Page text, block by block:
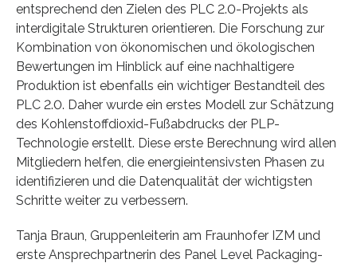
entsprechend den Zielen des PLC 2.0-Projekts als
interdigitale Strukturen orientieren. Die Forschung zur
Kombination von ökonomischen und ökologischen
Bewertungen im Hinblick auf eine nachhaltigere
Produktion ist ebenfalls ein wichtiger Bestandteil des
PLC 2.0. Daher wurde ein erstes Modell zur Schätzung
des Kohlenstoffdioxid-Fußabdrucks der PLP-
Technologie erstellt. Diese erste Berechnung wird allen
Mitgliedern helfen, die energieintensivsten Phasen zu
identifizieren und die Datenqualität der wichtigsten
Schritte weiter zu verbessern.
Tanja Braun, Gruppenleiterin am Fraunhofer IZM und
erste Ansprechpartnerin des Panel Level Packaging-